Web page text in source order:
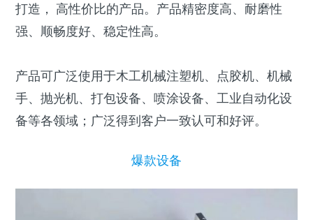
打造， 高性价比的产品。产品精密度高、耐磨性
强、顺畅度好、稳定性高。
产品可广泛使用于木工机械注塑机、点胶机、机械
手、抛光机、打包设备、喷涂设备、工业自动化设
备等各领域；广泛得到客户一致认可和好评。
爆款设备